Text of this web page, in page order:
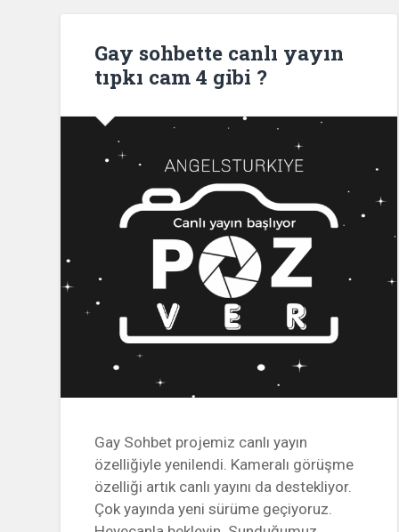
Gay sohbette canlı yayın
tıpkı cam 4 gibi ?
Gay Sohbet projemiz canlı yayın
özelliğiyle yenilendi. Kameralı görüşme
özelliği artık canlı yayını da destekliyor.
Çok yayında yeni sürüme geçiyoruz.